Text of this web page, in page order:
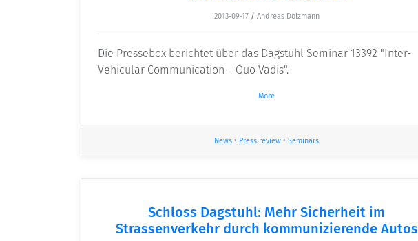
2013-09-17 / Andreas Dolzmann
Die Pressebox berichtet über das Dagstuhl Seminar 13392 "Inter-
Vehicular Communication – Quo Vadis".
More
News • Press review • Seminars
Schloss Dagstuhl: Mehr Sicherheit im
Strassenverkehr durch kommunizierende Autos